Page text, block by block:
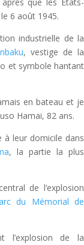
6 août 1945.
industrielle de la
, vestige de la
et symbole hantant
en bateau et je
Hamai, 82 ans.
à leur domicile dans
, la partie la plus
de l’explosion
du Mémorial de
l’explosion de la